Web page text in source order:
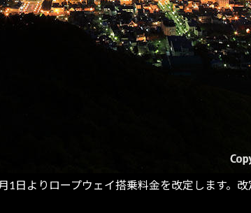
日よりロープウェイ搭乗料金を改定します。